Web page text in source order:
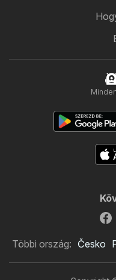
Többi ország: Česko